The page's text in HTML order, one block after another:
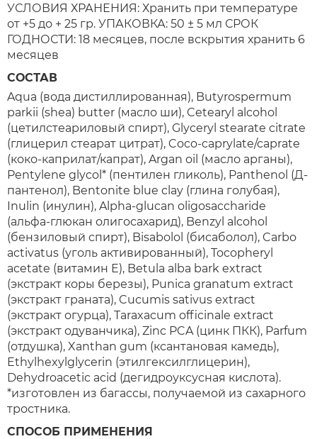
УСЛОВИЯ ХРАНЕНИЯ: Хранить при температуре
от +5 до + 25 гр. УПАКОВКА: 50 ± 5 мл СРОК
ГОДНОСТИ: 18 месяцев, после вскрытия хранить 6
месяцев
СОСТАВ
Aqua (вода дистиллированная), Butyrospermum
parkii (shea) butter (масло ши), Cetearyl alcohol
(цетилстеариловый спирт), Glyceryl stearate citrate
(глицерил стеарат цитрат), Coco-caprylate/caprate
(коко-каприлат/капрат), Argan oil (масло арганы),
Pentylene glycol* (пентилен гликоль), Panthenol (Д-
пантенол), Bentonite blue clay (глина голубая),
Inulin (инулин), Alpha-glucan oligosaccharide
(альфа-глюкан олигосахарид), Benzyl alcohol
(бензиловый спирт), Bisabolol (бисаболол), Carbo
activatus (уголь активированный), Tocopheryl
acetate (витамин Е), Betula alba bark extract
(экстракт коры березы), Punica granatum extract
(экстракт граната), Cucumis sativus extract
(экстракт огурца), Taraxacum officinale extract
(экстракт одуванчика), Zinc PCA (цинк ПКК), Parfum
(отдушка), Xanthan gum (ксантановая камедь),
Ethylhexylglycerin (этилгексилглицерин),
Dehydroacetic acid (дегидроуксусная кислота).
*изготовлен из багассы, получаемой из сахарного
тростника.
СПОСОБ ПРИМЕНЕНИЯ